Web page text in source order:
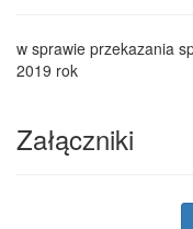
w sprawie przekazania
2019 rok
Załączniki